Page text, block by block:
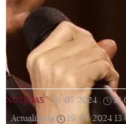
NOTICIAS | 19/07/2024
Actualizada
19/07/2024